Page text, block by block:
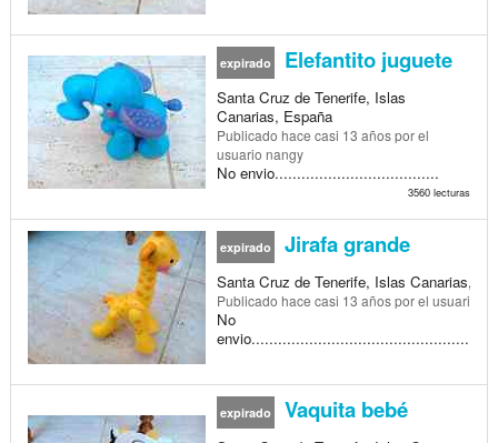
expirado Elefantito juguete
Santa Cruz de Tenerife, Islas
Canarias, España
Publicado hace casi 13 añospor el
usuario nangy
No envio.....................................
3560 lecturas
expirado Jirafa grande
Santa Cruz de Tenerife, Islas Canarias,
Publicado hace casi 13 añospor el usuario
No
expirado Vaquita bebé